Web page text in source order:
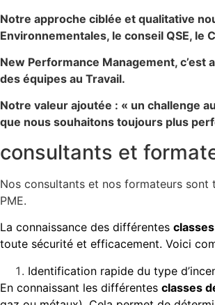
Notre approche ciblée et qualitative
Environnementales, le conseil QSE,
New Performance Management,
des équipes au Travail.
Notre valeur ajoutée : « un challenge
que nous souhaitons toujours plus
consultants et
Nos consultants et nos formateurs sont
PME.
La connaissance des différentes
toute sécurité et efficacement. Voici
Identification rapide du type
En connaissant les différentes classes